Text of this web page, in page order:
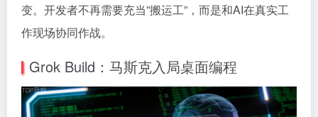
变。开发者不再需要充当”搬运工”，而是和AI在真实工
作现场协同作战。
Grok Build：马斯克入局桌面编程